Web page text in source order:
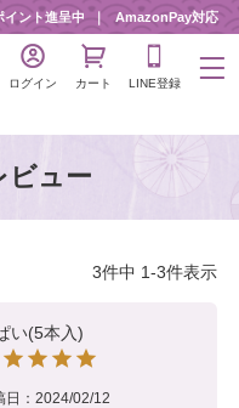
ント進呈中 AmazonPay対応
ログイン カート LINE登録
ビュー
3件中 1-3件表示
い(5本入)
日 2024/02/12